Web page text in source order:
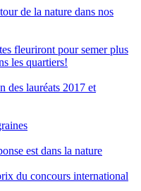
de la nature dans nos
fleuriront pour semer plus
les quartiers!
des lauréats 2017 et
est dans la nature
du concours international